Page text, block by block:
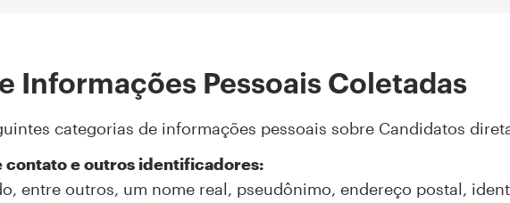
Informações Pessoais Coletadas
categorias de informações pessoais sobre Candidatos
contato e outros identificadores:
entre outros, um nome real, pseudônimo, endereço postal,